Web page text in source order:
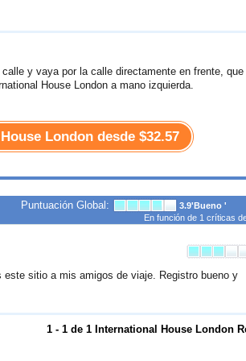
y vaya por la calle directamente en frente, que
House London a mano izquierda.
London desde $32.57
Puntuación Global: 3.9'Bueno '
En función de 1 críticas
sitio a mis amigos de viaje. Registro bueno y
1 - 1 de 1 International House London